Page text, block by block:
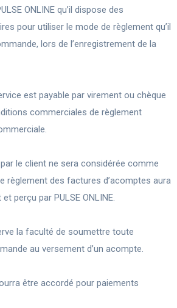
ONLINE qu’il dispose des
pour utiliser le mode de règlement qu’il
lors de l’enregistrement de la
est payable par virement ou chèque
commerciales de règlement
le client ne sera considérée comme
règlement des factures d’acomptes aura
perçu par PULSE ONLINE.
la faculté de soumettre toute
au versement d’un acompte.
être accordé pour paiements